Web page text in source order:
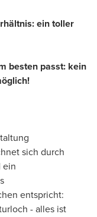
ein toller
besten passt: kein
sich durch
ein
entspricht:
- alles ist